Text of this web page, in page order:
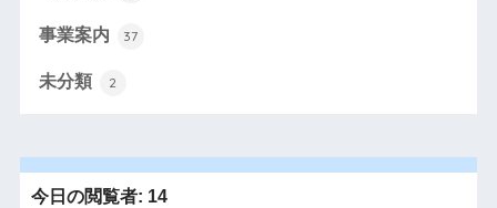
事業案内 37
未分類 2
今日の閲覧者: 14